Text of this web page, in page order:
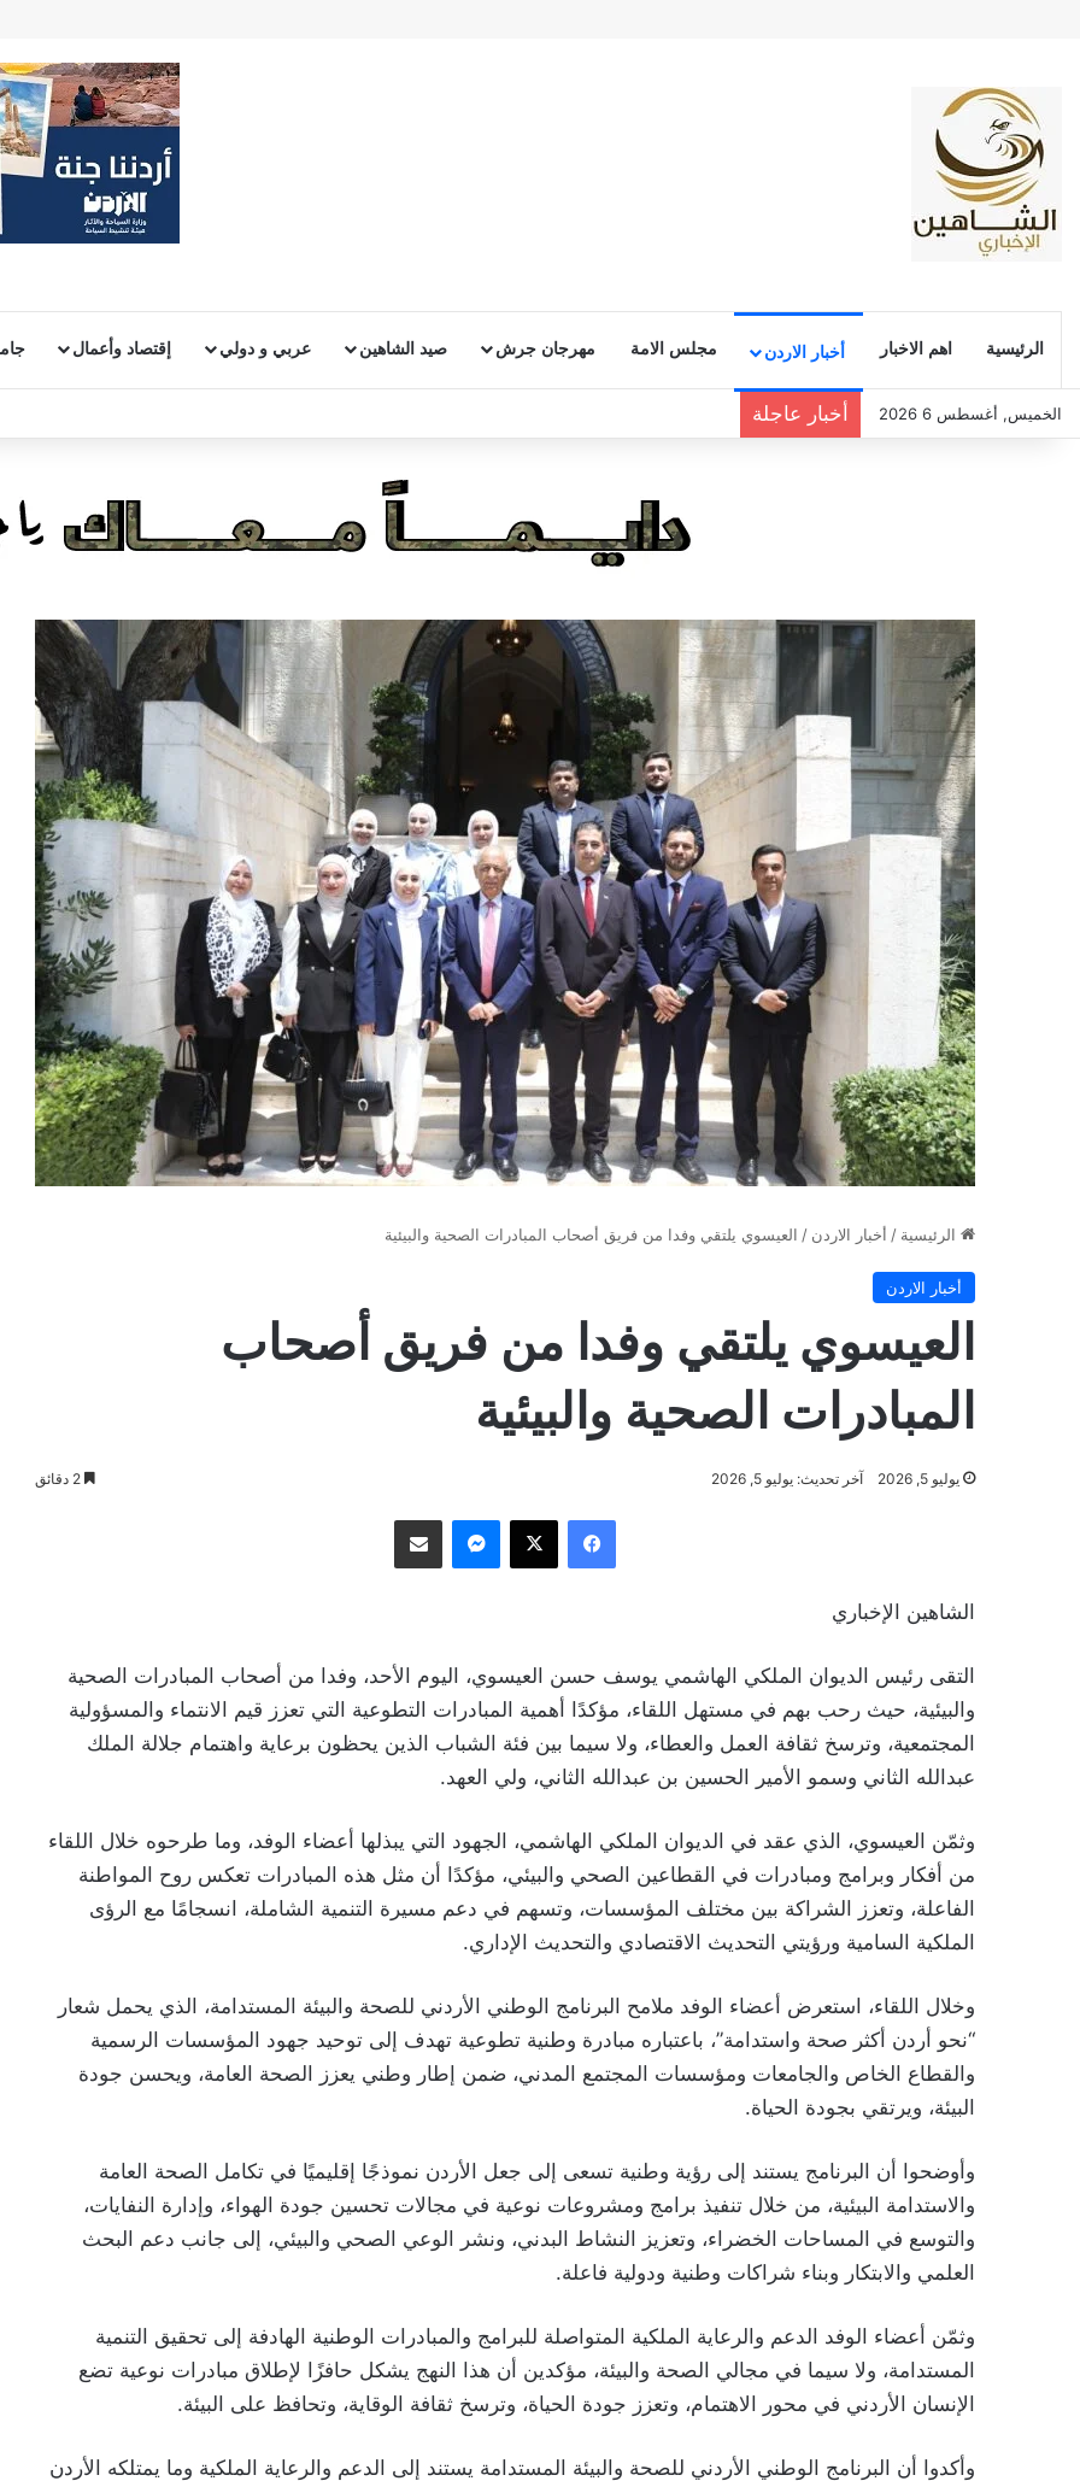
الرئيسية اهم الاخبار أخبار الاردن مجلس الامة مهرجان جرش صيد الشاهين عربي و دولي إقتصاد وأعمال
الخميس, أغسطس 6 2026 أخبار عاجلة
الرئيسية / أخبار الاردن / العيسوي يلتقي وفدا من فريق أصحاب المبادرات الصحية والبيئية
أخبار الاردن
العيسوي يلتقي وفدا من فريق أصحاب
المبادرات الصحية والبيئية
يوليو 5, 2026 آخر تحديث: يوليو 5, 2026
فيسبوك ‫X ماسنجر مشاركة عبر البريد
الشاهين الإخباري
التقى رئيس الديوان الملكي الهاشمي يوسف حسن العيسوي، اليوم الأحد، وفدا من أصحاب المبادرات الصحية
والبيئية، حيث رحب بهم في مستهل اللقاء، مؤكدًا أهمية المبادرات التطوعية التي تعزز قيم الانتماء والمسؤولية
المجتمعية، وترسخ ثقافة العمل والعطاء، ولا سيما بين فئة الشباب الذين يحظون برعاية واهتمام جلالة الملك
عبدالله الثاني وسمو الأمير الحسين بن عبدالله الثاني، ولي العهد.
وثمّن العيسوي، الذي عقد في الديوان الملكي الهاشمي، الجهود التي يبذلها أعضاء الوفد، وما طرحوه خلال اللقاء
من أفكار وبرامج ومبادرات في القطاعين الصحي والبيئي، مؤكدًا أن مثل هذه المبادرات تعكس روح المواطنة
الفاعلة، وتعزز الشراكة بين مختلف المؤسسات، وتسهم في دعم مسيرة التنمية الشاملة، انسجامًا مع الرؤى
الملكية السامية ورؤيتي التحديث الاقتصادي والتحديث الإداري.
وخلال اللقاء، استعرض أعضاء الوفد ملامح البرنامج الوطني الأردني للصحة والبيئة المستدامة، الذي يحمل شعار
“نحو أردن أكثر صحة واستدامة”، باعتباره مبادرة وطنية تطوعية تهدف إلى توحيد جهود المؤسسات الرسمية
والقطاع الخاص والجامعات ومؤسسات المجتمع المدني، ضمن إطار وطني يعزز الصحة العامة، ويحسن جودة
البيئة، ويرتقي بجودة الحياة.
وأوضحوا أن البرنامج يستند إلى رؤية وطنية تسعى إلى جعل الأردن نموذجًا إقليميًا في تكامل الصحة العامة
والاستدامة البيئية، من خلال تنفيذ برامج ومشروعات نوعية في مجالات تحسين جودة الهواء، وإدارة النفايات،
والتوسع في المساحات الخضراء، وتعزيز النشاط البدني، ونشر الوعي الصحي والبيئي، إلى جانب دعم البحث
العلمي والابتكار وبناء شراكات وطنية ودولية فاعلة.
وثمّن أعضاء الوفد الدعم والرعاية الملكية المتواصلة للبرامج والمبادرات الوطنية الهادفة إلى تحقيق التنمية
المستدامة، ولا سيما في مجالي الصحة والبيئة، مؤكدين أن هذا النهج يشكل حافزًا لإطلاق مبادرات نوعية تضع
الإنسان الأردني في محور الاهتمام، وتعزز جودة الحياة، وترسخ ثقافة الوقاية، وتحافظ على البيئة.
وأكدوا أن البرنامج الوطني الأردني للصحة والبيئة المستدامة يستند إلى الدعم والرعاية الملكية وما يمتلكه الأردن